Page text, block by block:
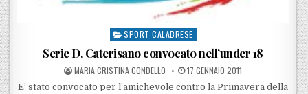
Posted in
SPORT CALABRESE
Serie D, Caterisano convocato nell’under 18
POSTED BY
MARIA CRISTINA CONDELLO POSTED ON
17 GENNAIO 2011
E’ stato convocato per l’amichevole contro la Primavera della